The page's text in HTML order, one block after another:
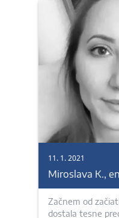
11. 1. 2021
Miroslava K.,
Začnem od
dostala tesne